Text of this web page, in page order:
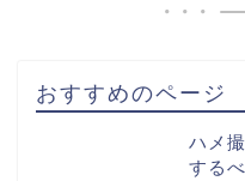
おすすめのページ
ハメ
する